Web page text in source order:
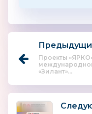
Проекты
«Зилант»...